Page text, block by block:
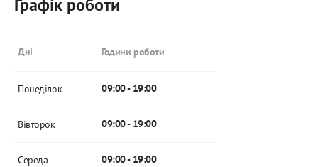
Графік роботи
Дні Години роботи
Понеділок 09:00 - 19:00
Вівторок 09:00 - 19:00
Середа 09:00 - 19:00